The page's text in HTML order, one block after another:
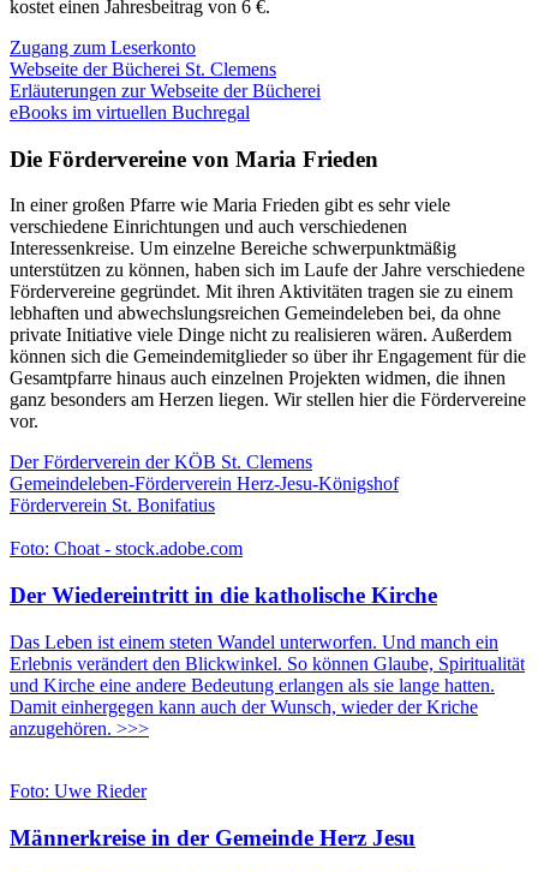
kostet einen Jahresbeitrag von 6 €.
Zugang zum Leserkonto
Webseite der Bücherei St. Clemens
Erläuterungen zur Webseite der Bücherei
eBooks im virtuellen Buchregal
Die Fördervereine von Maria Frieden
In einer großen Pfarre wie Maria Frieden gibt es sehr viele
verschiedene Einrichtungen und auch verschiedenen
Interessenkreise. Um einzelne Bereiche schwerpunktmäßig
unterstützen zu können, haben sich im Laufe der Jahre verschiedene
Fördervereine gegründet. Mit ihren Aktivitäten tragen sie zu einem
lebhaften und abwechslungsreichen Gemeindeleben bei, da ohne
private Initiative viele Dinge nicht zu realisieren wären. Außerdem
können sich die Gemeindemitglieder so über ihr Engagement für die
Gesamtpfarre hinaus auch einzelnen Projekten widmen, die ihnen
ganz besonders am Herzen liegen. Wir stellen hier die Fördervereine
vor.
Der Förderverein der KÖB St. Clemens
Gemeindeleben-Förderverein Herz-Jesu-Königshof
Förderverein St. Bonifatius
Foto: Choat - stock.adobe.com
Der Wiedereintritt in die katholische Kirche
Das Leben ist einem steten Wandel unterworfen. Und manch ein
Erlebnis verändert den Blickwinkel. So können Glaube, Spiritualität
und Kirche eine andere Bedeutung erlangen als sie lange hatten.
Damit einhergegen kann auch der Wunsch, wieder der Kriche
anzugehören. >>>
Foto: Uwe Rieder
Männerkreise in der Gemeinde Herz Jesu